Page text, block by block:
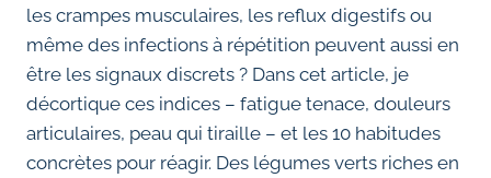
les crampes musculaires, les reflux digestifs ou
même des infections à répétition peuvent aussi en
être les signaux discrets ? Dans cet article, je
décortique ces indices – fatigue tenace, douleurs
articulaires, peau qui tiraille – et les 10 habitudes
concrètes pour réagir. Des légumes verts riches en